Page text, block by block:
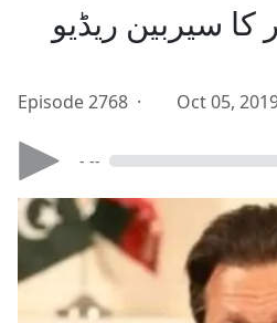
اکتوبر کا سیربین ریڈیو
Episode 2768 · Oct 05,
- --